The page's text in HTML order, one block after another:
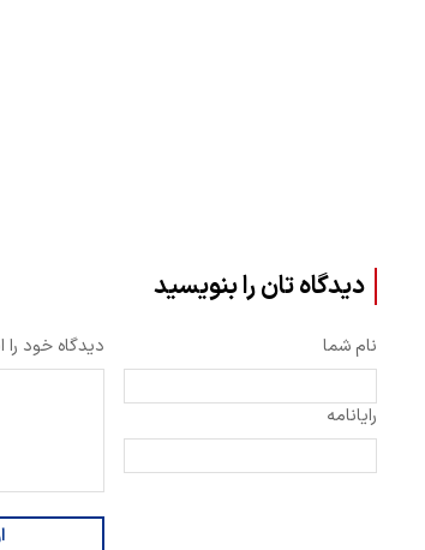
دیدگاه تان را بنویسید
نام شما
رایانامه
دیدگاه خود را